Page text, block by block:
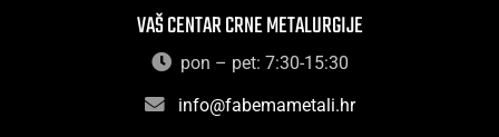
VAŠ CENTAR CRNE METALURGIJE
pon – pet: 7:30-15:30
info@fabemametali.hr